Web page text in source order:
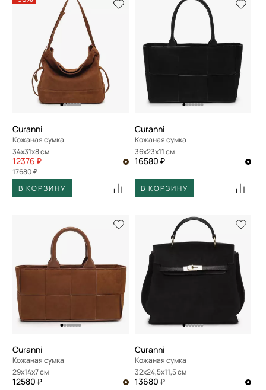
Curanni
Кожаная сумка
34x31x8 см
12376 ₽
17680 ₽
В КОРЗИНУ
Curanni
Кожаная сумка
36x23x11 см
16580 ₽
В КОРЗИНУ
Curanni
Кожаная сумка
29x14x7 см
12580 ₽
Curanni
Кожаная сумка
32x24,5x11,5 см
13680 ₽